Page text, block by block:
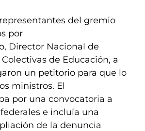
del gremio
por
Director Nacional de
de Educación, a
un petitorio para que lo
ministros. El
por una convocatoria a
e incluía una
de la denuncia